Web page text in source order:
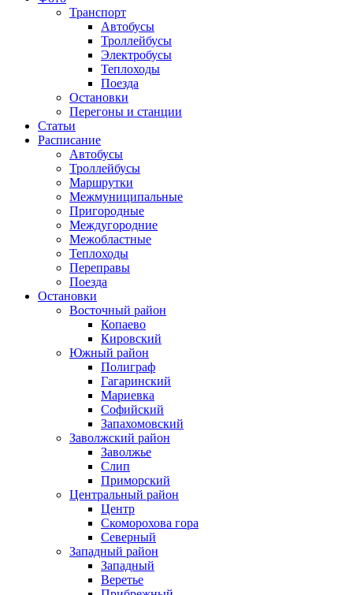
Транспорт
Автобусы
Троллейбусы
Электробусы
Теплоходы
Поезда
Остановки
Перегоны и станции
Статьи
Расписание
Автобусы
Троллейбусы
Маршрутки
Межмуниципальные
Пригородные
Междугородние
Межобластные
Теплоходы
Переправы
Поезда
Остановки
Восточный район
Копаево
Кировский
Южный район
Полиграф
Гагаринский
Мариевка
Софийский
Запахомовский
Заволжский район
Заволжье
Слип
Приморский
Центральный район
Центр
Скоморохова гора
Северный
Западный район
Западный
Веретье